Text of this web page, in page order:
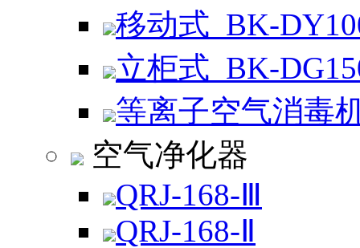
移动式_BK-
立柜式_BK-
等离子空气消毒
空气净化器
QRJ-168-Ⅲ
QRJ-168-Ⅱ